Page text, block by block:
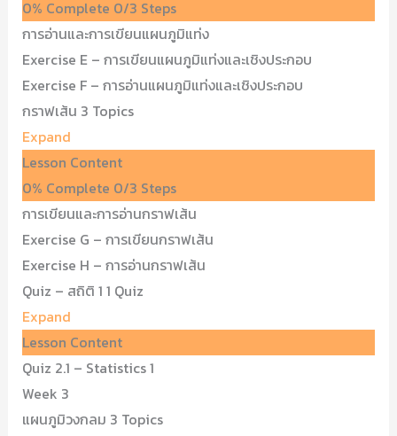
0% Complete 0/3 Steps
การอ่านและการเขียนแผนภูมิแท่ง
Exercise E – การเขียนแผนภูมิแท่งและเชิงประกอบ
Exercise F – การอ่านแผนภูมิแท่งและเชิงประกอบ
กราฟเส้น 3 Topics
Expand
Lesson Content
0% Complete 0/3 Steps
การเขียนและการอ่านกราฟเส้น
Exercise G – การเขียนกราฟเส้น
Exercise H – การอ่านกราฟเส้น
Quiz – สถิติ 1 1 Quiz
Expand
Lesson Content
Quiz 2.1 – Statistics 1
Week 3
แผนภูมิวงกลม 3 Topics